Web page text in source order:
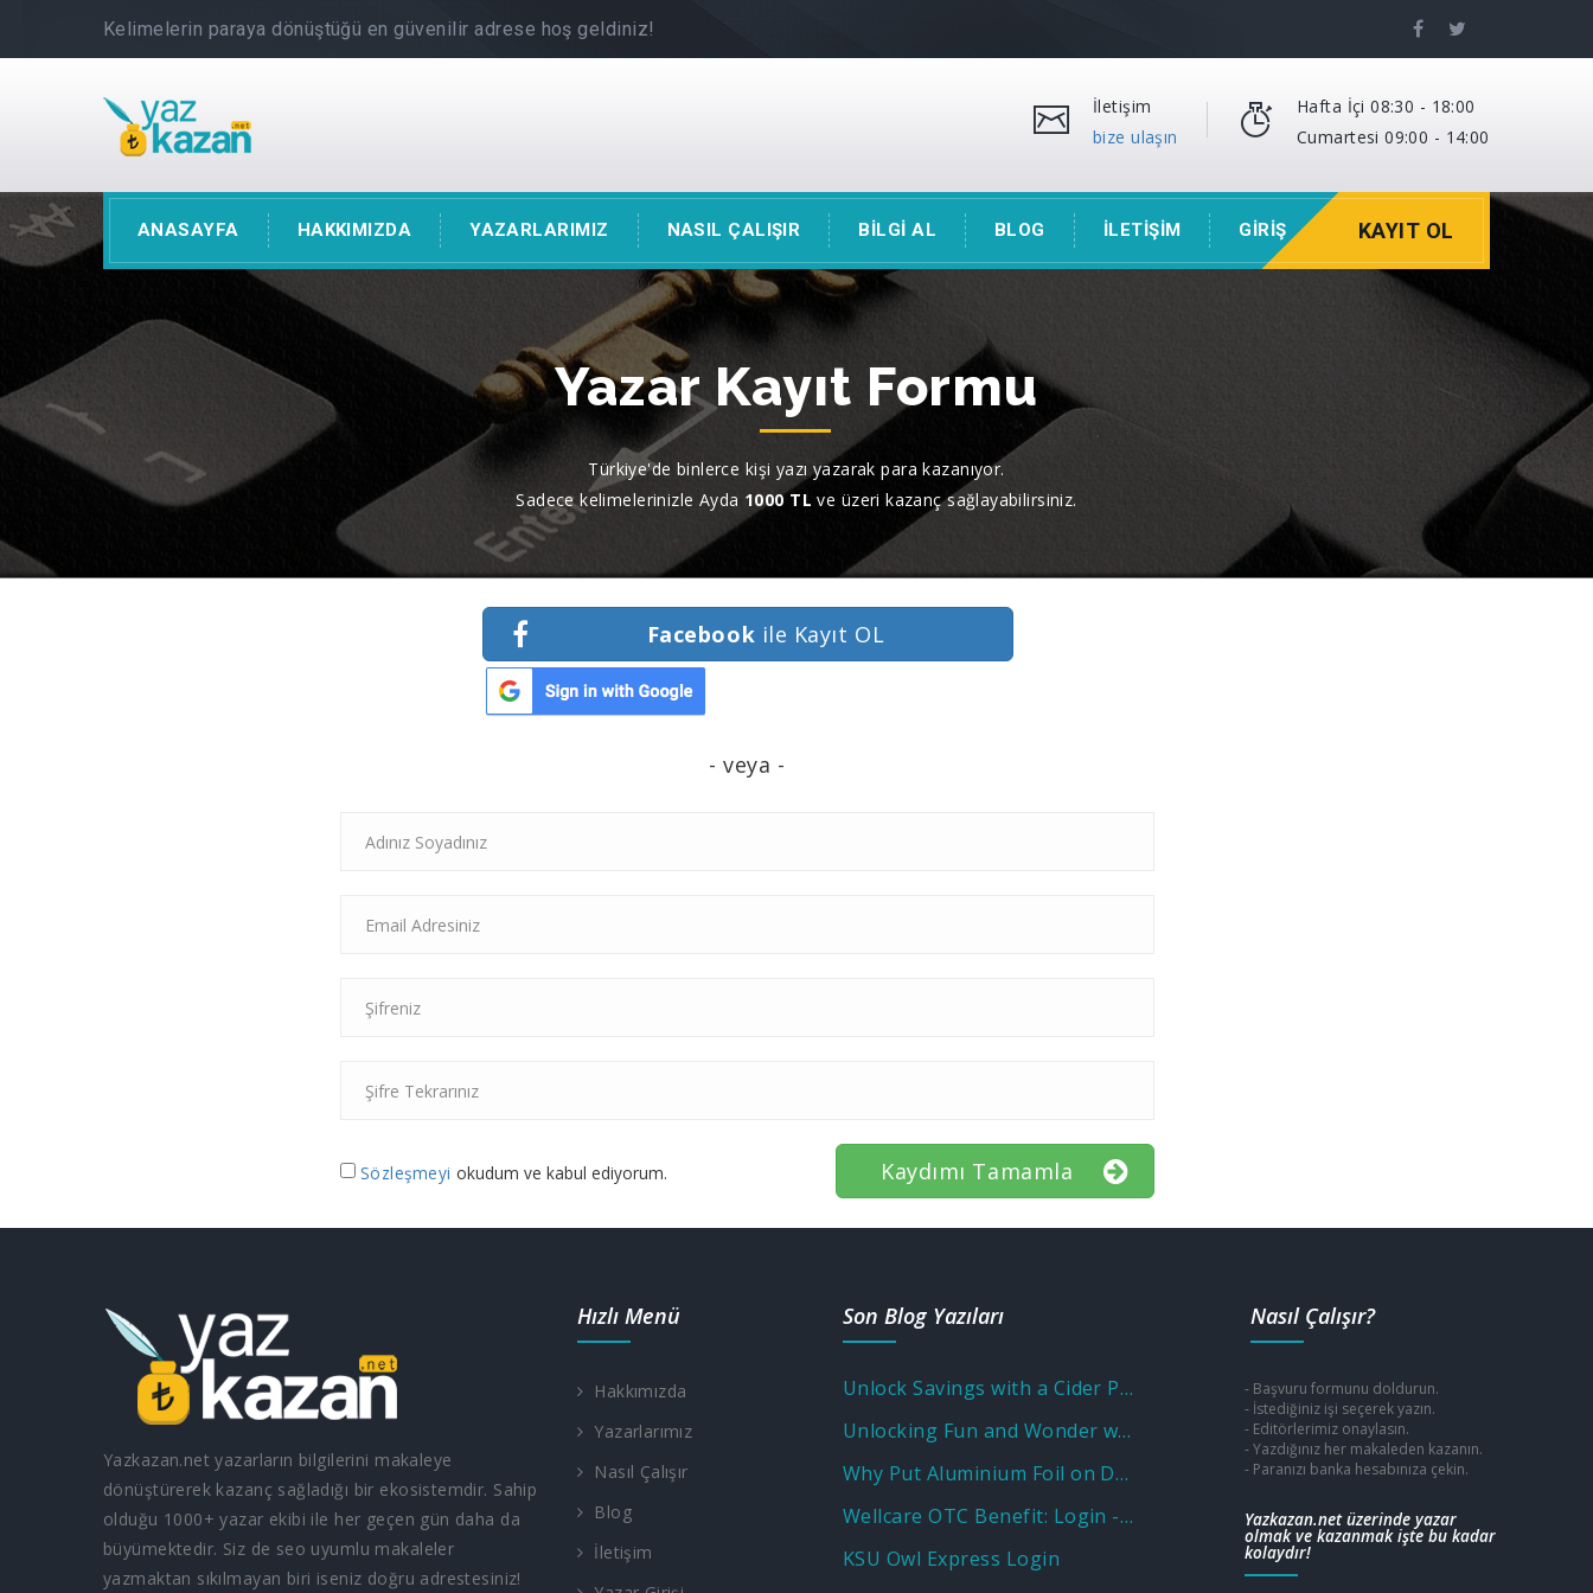
Kelimelerin paraya dönüştüğü en güvenilir adrese hoş geldiniz!
İletişim
bize ulaşın
Hafta İçi 08:30 - 18:00
Cumartesi 09:00 - 14:00
ANASAYFA HAKKIMIZDA YAZARLARIMIZ NASIL ÇALIŞIR BİLGİ AL BLOG İLETİŞİM GİRİŞ KAYIT OL
Yazar Kayıt Formu
Türkiye'de binlerce kişi yazı yazarak para kazanıyor.
Sadece kelimelerinizle Ayda 1000 TL ve üzeri kazanç sağlayabilirsiniz.
Facebook ile Kayıt OL
- veya -
Sözleşmeyi okudum ve kabul ediyorum. Kaydımı Tamamla
Yazkazan.net yazarların bilgilerini makaleye
dönüştürerek kazanç sağladığı bir ekosistemdir. Sahip
olduğu 1000+ yazar ekibi ile her geçen gün daha da
büyümektedir. Siz de seo uyumlu makaleler
yazmaktan sıkılmayan biri iseniz doğru adrestesiniz!
Hızlı Menü
Hakkımızda
Yazarlarımız
Nasıl Çalışır
Blog
İletişim
Son Blog Yazıları
Unlock Savings with a Cider Promo Code
Unlocking Fun and Wonder with a Museum of Illusions Promo Code
Why Put Aluminium Foil on Door Knobs? Unveiling the Practical and Unusual Uses
Wellcare OTC Benefit: Login - Sign in Program - Catalog
KSU Owl Express Login
Nasıl Çalışır?
- Başvuru formunu doldurun.
- İstediğiniz işi seçerek yazın.
- Editörlerimiz onaylasın.
- Yazdığınız her makaleden kazanın.
- Paranızı banka hesabınıza çekin.
Yazkazan.net üzerinde yazar
olmak ve kazanmak işte bu kadar
kolaydır!